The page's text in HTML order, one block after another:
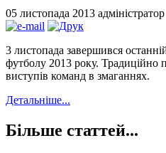
05 листопада 2013 адміністратор
3 листопада завершився
футболу 2013 року. Традиційно
виступів команд в змаганнях.
Детальніше...
Більше статтей...